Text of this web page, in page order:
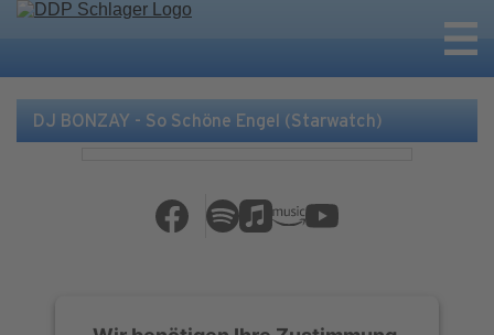
DJ BONZAY - So Schöne Engel (Starwatch)